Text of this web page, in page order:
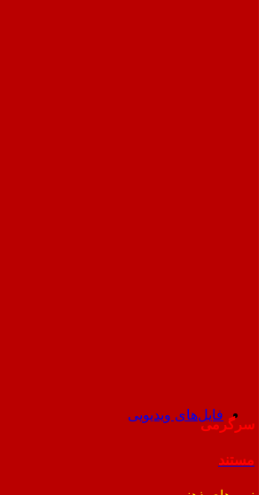
فایل‌های ویدیویی
سرگرمی
مستند